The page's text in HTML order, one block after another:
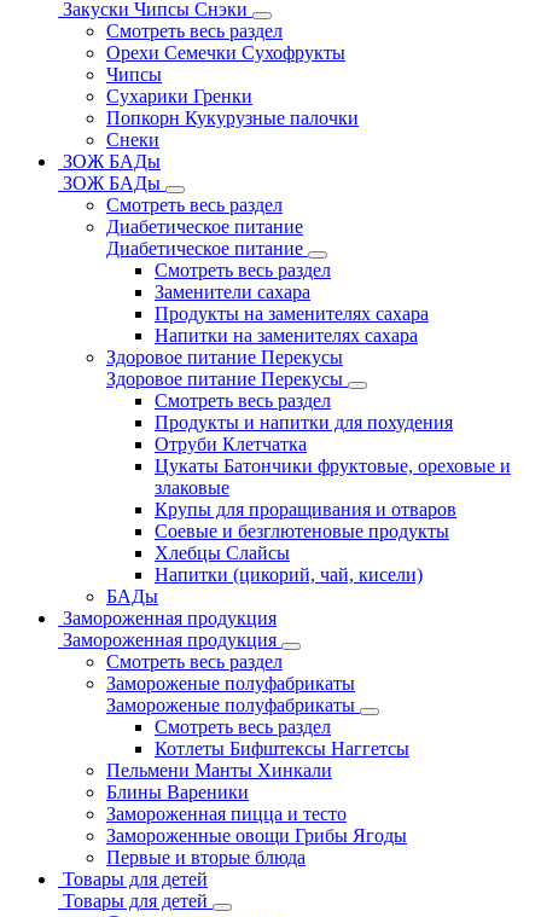
Закуски Чипсы Снэки
Смотреть весь раздел
Орехи Семечки Сухофрукты
Чипсы
Сухарики Гренки
Попкорн Кукурузные палочки
Снеки
ЗОЖ БАДы
ЗОЖ БАДы
Смотреть весь раздел
Диабетическое питание
Диабетическое питание
Смотреть весь раздел
Заменители сахара
Продукты на заменителях сахара
Напитки на заменителях сахара
Здоровое питание Перекусы
Здоровое питание Перекусы
Смотреть весь раздел
Продукты и напитки для похудения
Отруби Клетчатка
Цукаты Батончики фруктовые, ореховые и
злаковые
Крупы для проращивания и отваров
Соевые и безглютеновые продукты
Хлебцы Слайсы
Напитки (цикорий, чай, кисели)
БАДы
Замороженная продукция
Замороженная продукция
Смотреть весь раздел
Замороженые полуфабрикаты
Замороженые полуфабрикаты
Смотреть весь раздел
Котлеты Бифштексы Наггетсы
Пельмени Манты Хинкали
Блины Вареники
Замороженная пицца и тесто
Замороженные овощи Грибы Ягоды
Первые и вторые блюда
Товары для детей
Товары для детей